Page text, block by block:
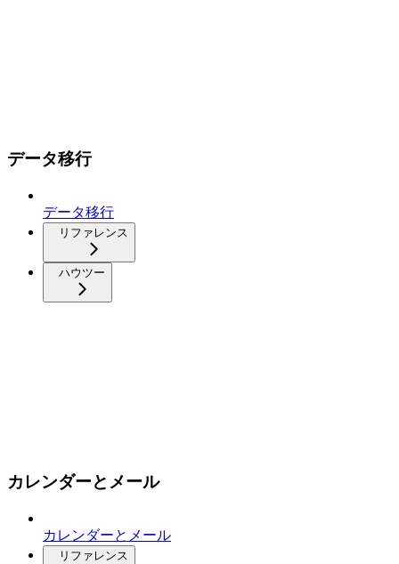
データ移行
データ移行
リファレンス
ハウツー
カレンダーとメール
カレンダーとメール
リファレンス